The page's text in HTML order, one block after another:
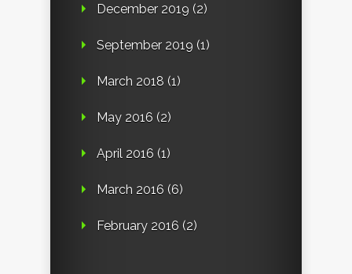
December 2019 (2)
September 2019 (1)
March 2018 (1)
May 2016 (2)
April 2016 (1)
March 2016 (6)
February 2016 (2)